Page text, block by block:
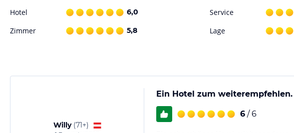
Hotel 6,0 Service
Zimmer 5,8 Lage
Willy (71+)
Ein Hotel zum weiterempfehlen.
6 / 6